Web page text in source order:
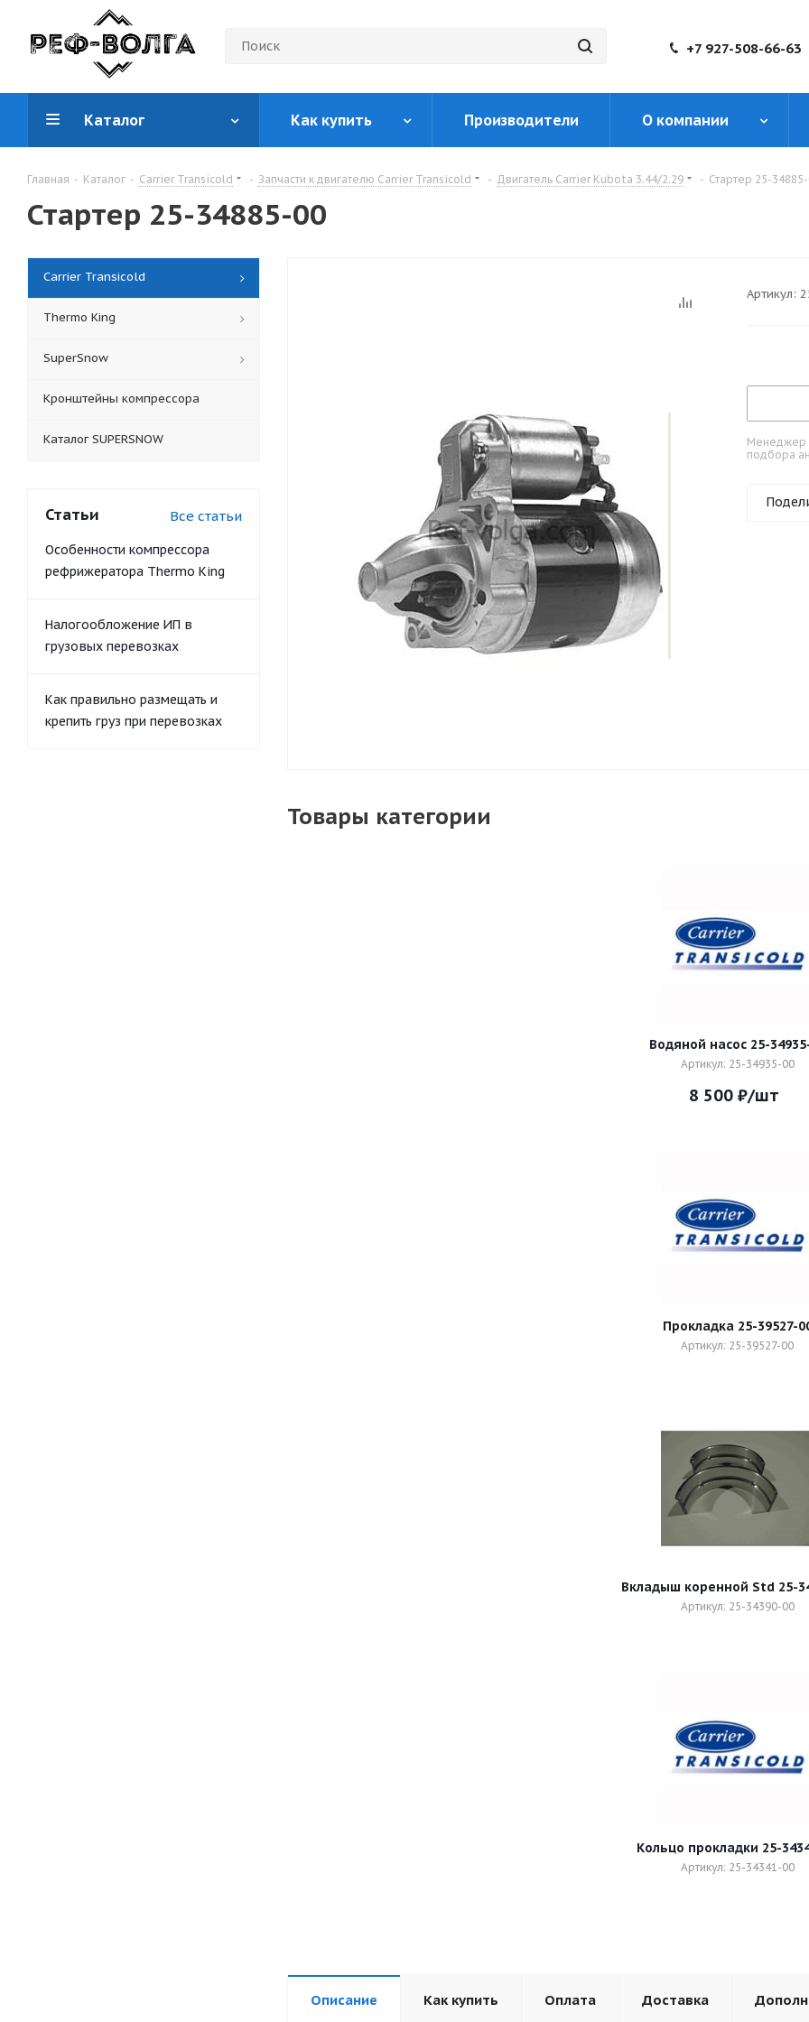
+7 927-508-66-63
Каталог Как купить Производители О компании
Главная - Каталог - Carrier Transicold - Запчасти к двигателю Carrier Transicold - Двигатель Carrier Kubota 3.44/2.29 - Стартер 25-
Стартер 25-34885-00
Артикул:
Менеджер
подбора
Товары категории
Водяной насос 25-
Артикул: 25-34935-00
8 500 ₽/шт
Прокладка 25-39527-
Артикул: 25-39527-00
Вкладыш коренной Std 25-
Артикул: 25-34390-00
Кольцо прокладки 25-
Артикул: 25-34341-00
Описание Как купить Оплата Доставка
Carrier Transicold
Thermo King
SuperSnow
Кронштейны компрессора
Каталог SUPERSNOW
Статьи Все статьи
Особенности компрессора
рефрижератора Thermo King
Налогообложение ИП в
грузовых перевозках
Как правильно размещать и
крепить груз при перевозках